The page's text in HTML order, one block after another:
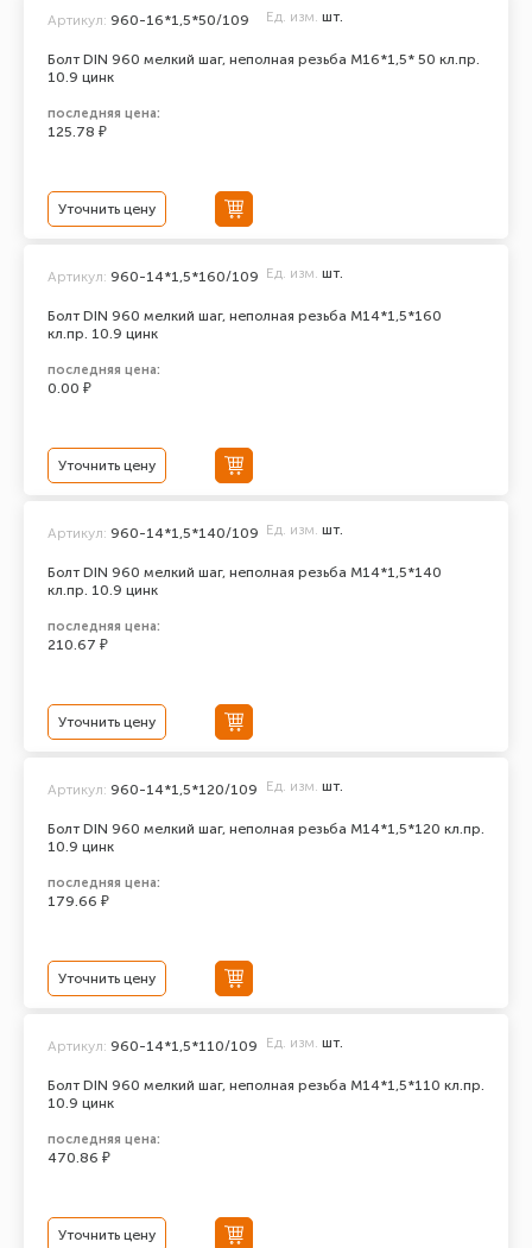
Болт DIN 960 мелкий шаг, неполная резьба M16*1,5* 50 кл.пр.
10.9 цинк
Артикул: 960-16*1,5*50/109 Ед. изм. шт.
последняя цена:
125.78 ₽
Уточнить цену
Болт DIN 960 мелкий шаг, неполная резьба M14*1,5*160
кл.пр. 10.9 цинк
Артикул: 960-14*1,5*160/109 Ед. изм. шт.
последняя цена:
0.00 ₽
Уточнить цену
Болт DIN 960 мелкий шаг, неполная резьба M14*1,5*140
кл.пр. 10.9 цинк
Артикул: 960-14*1,5*140/109 Ед. изм. шт.
последняя цена:
210.67 ₽
Уточнить цену
Болт DIN 960 мелкий шаг, неполная резьба M14*1,5*120 кл.пр.
10.9 цинк
Артикул: 960-14*1,5*120/109 Ед. изм. шт.
последняя цена:
179.66 ₽
Уточнить цену
Болт DIN 960 мелкий шаг, неполная резьба M14*1,5*110 кл.пр.
10.9 цинк
Артикул: 960-14*1,5*110/109 Ед. изм. шт.
последняя цена:
470.86 ₽
Уточнить цену